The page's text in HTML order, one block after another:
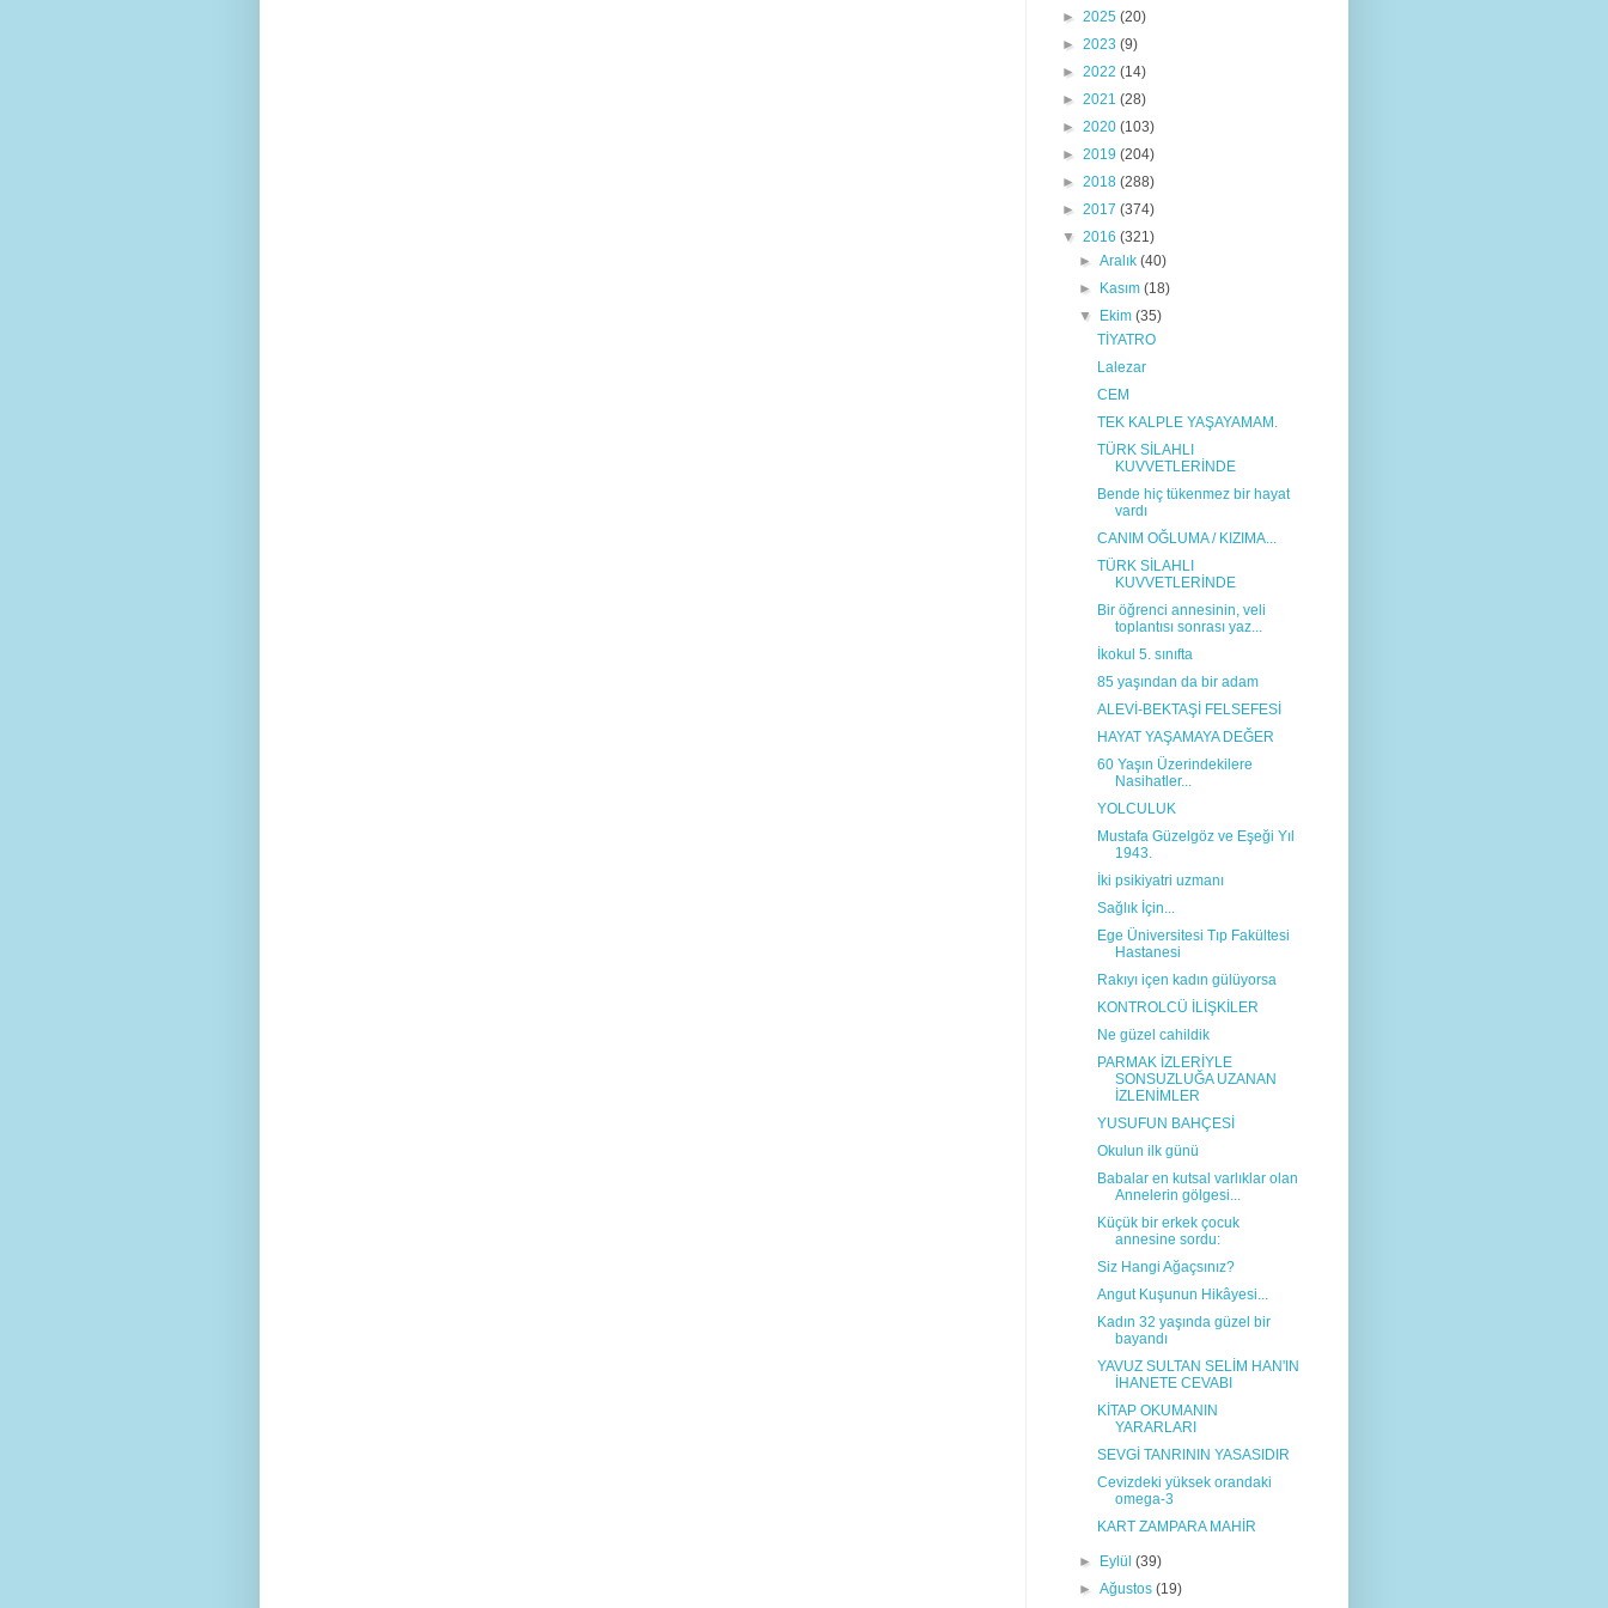
► 2025 (20)
► 2023 (9)
► 2022 (14)
► 2021 (28)
► 2020 (103)
► 2019 (204)
► 2018 (288)
► 2017 (374)
▼ 2016 (321)
►Aralık(40)
►
Kasım(18)
▼
Ekim(35)
TİYATRO
Lalezar
CEM
TEK KALPLE YAŞAYAMAM.
TÜRK SİLAHLI
KUVVETLERİNDE
Bende hiç tükenmez bir hayat
vardı
CANIM OĞLUMA / KIZIMA...
TÜRK SİLAHLI
KUVVETLERİNDE
Bir öğrenci annesinin, veli
toplantısı sonrası yaz...
İkokul 5. sınıfta
85 yaşından da bir adam
ALEVİ-BEKTAŞİ FELSEFESİ
HAYAT YAŞAMAYA DEĞER
60 Yaşın Üzerindekilere
Nasihatler...
YOLCULUK
Mustafa Güzelgöz ve Eşeği Yıl
1943.
İki psikiyatri uzmanı
Sağlık İçin...
Ege Üniversitesi Tıp Fakültesi
Hastanesi
Rakıyı içen kadın gülüyorsa
KONTROLCÜ İLİŞKİLER
Ne güzel cahildik
PARMAK İZLERİYLE
SONSUZLUĞA UZANAN
İZLENİMLER
YUSUFUN BAHÇESİ
Okulun ilk günü
Babalar en kutsal varlıklar olan
Annelerin gölgesi...
Küçük bir erkek çocuk
annesine sordu:
Siz Hangi Ağaçsınız?
Angut Kuşunun Hikâyesi...
Kadın 32 yaşında güzel bir
bayandı
YAVUZ SULTAN SELİM HAN'IN
İHANETE CEVABI
KİTAP OKUMANIN
YARARLARI
SEVGİ TANRININ YASASIDIR
Cevizdeki yüksek orandaki
omega-3
KART ZAMPARA MAHİR
► Eylül(39)
►Ağustos(19)